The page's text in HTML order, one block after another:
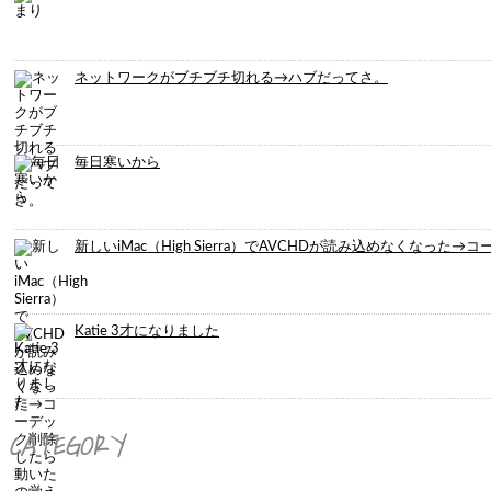
ネットワークがブチブチ切れる→ハブだってさ。
毎日寒いから
新しいiMac（High Sierra）でAVCHDが読み込めなくなった→コ
Katie 3才になりました
CATEGORY